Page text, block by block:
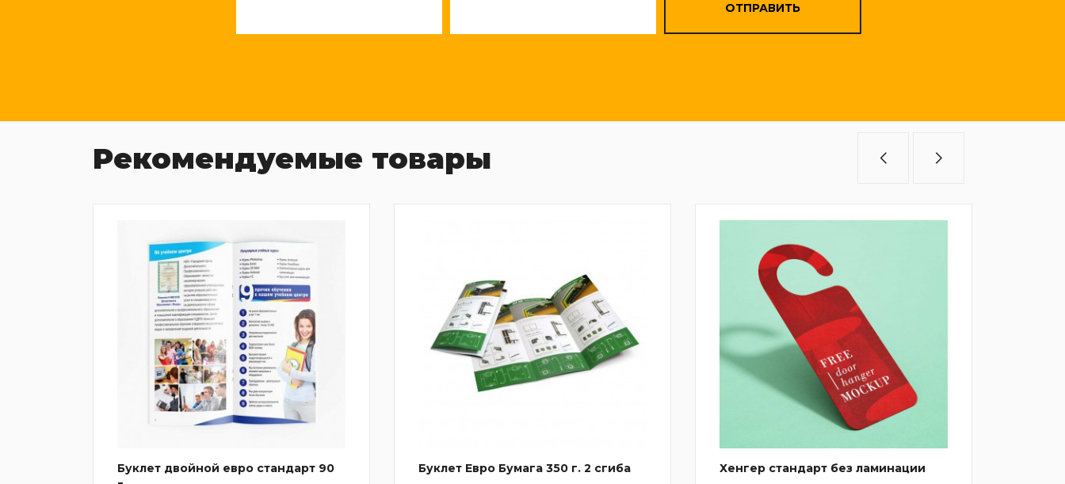
ОТПРАВИТЬ
Рекомендуемые товары
Буклет двойной евро стандарт 90
Буклет Евро Бумага 350 г. 2 сгиба
Хенгер стандарт без ламинации